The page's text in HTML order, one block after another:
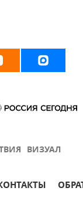
ВИЗУАЛ